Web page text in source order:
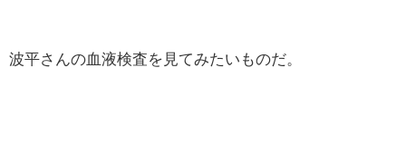
波平さんの血液検査を見てみたいものだ。